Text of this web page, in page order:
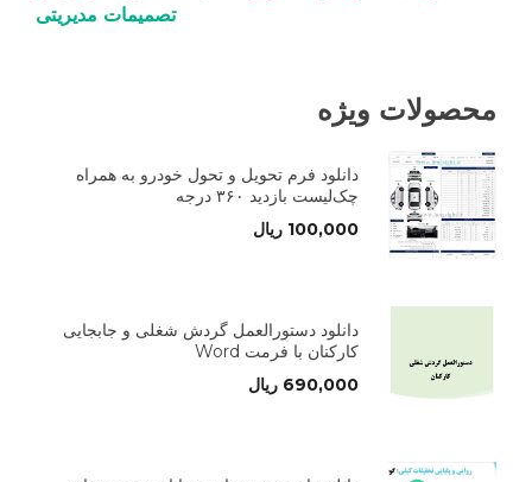
تصمیمات مدیریتی
محصولات ویژه
دانلود فرم تحویل و تحول خودرو به همراه
چک‌لیست بازدید ۳۶۰ درجه
100,000 ریال
دانلود دستورالعمل گردش شغلی و جابجایی
کارکنان با فرمت Word
690,000 ریال